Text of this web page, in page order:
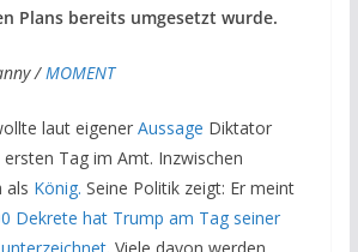
Plans bereits umgesetzt wurde.
/MOMENT
laut eigenerAussage Diktator
Tag im Amt. Inzwischen
als König. Seine Politik zeigt: Er meint
Dekrete hat Trump am Tag seiner